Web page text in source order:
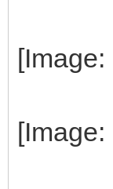
[Image:
[Image: